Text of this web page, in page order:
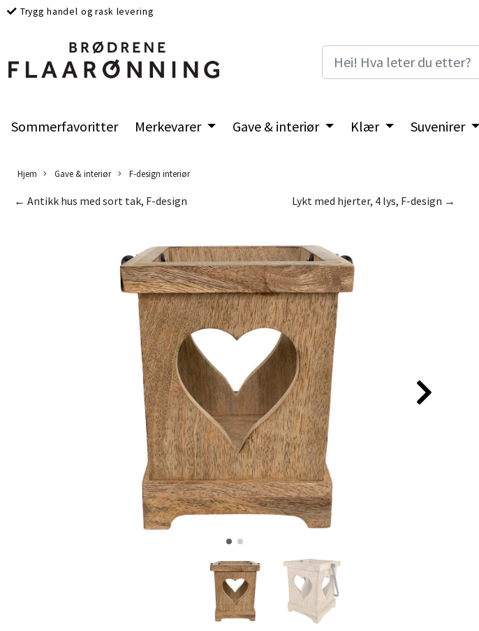
Trygg handel og rask levering
Sommerfavoritter Merkevarer Gave & interiør Klær Suvenirer
Hjem Gave & interiør F-design interiør
Lykt med hjerter, 4 lys, F-design →
← Antikk hus med sort tak, F-design